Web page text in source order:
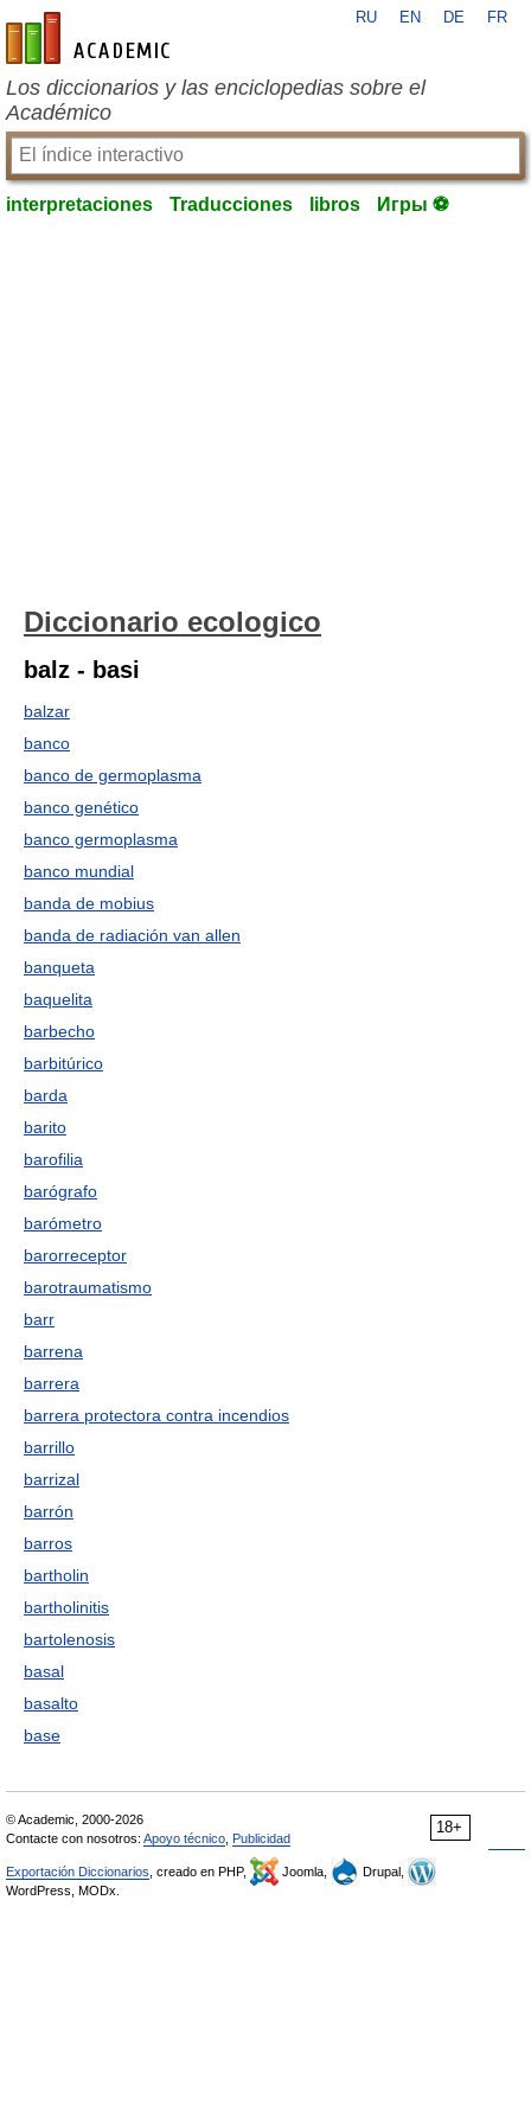
es-academic.com
RU EN DE FR
Los diccionarios y las enciclopedias sobre el
Académico
interpretaciones Traducciones libros Игры ⚽
Diccionario ecologico
balz - basi
balzar
banco
banco de germoplasma
banco genético
banco germoplasma
banco mundial
banda de mobius
banda de radiación van allen
banqueta
baquelita
barbecho
barbitúrico
barda
barito
barofilia
barógrafo
barómetro
barorreceptor
barotraumatismo
barr
barrena
barrera
barrera protectora contra incendios
barrillo
barrizal
barrón
barros
bartholin
bartholinitis
bartolenosis
basal
basalto
base
18+
© Academic, 2000-2026
Contacte con nosotros: Apoyo técnico Publicidad
Exportación Diccionarios , creado en PHP, Joomla,
Drupal,
WordPress, MODx.